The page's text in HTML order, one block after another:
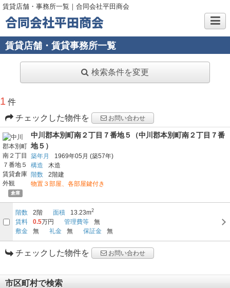
賃貸店舗・事務所一覧｜合同会社平田商会
合同会社平田商会
賃貸店舗・賃貸事務所一覧
検索条件を変更
1 件
チェックした物件を
お問い合わせ
倉庫
中川郡本別町南２丁目７番地５（中川郡本別町南２丁目７番
地５）
築年月 1969年05月 (築57年)
構造
木造
階数
2階建
物置３部屋、各部屋鍵付き
階数 2階 面積 13.23m2
賃料 0.5万円 管理費等
無
敷金
無 礼金 無 保証金 無
チェックした物件を お問い合わせ
市区町村で検索